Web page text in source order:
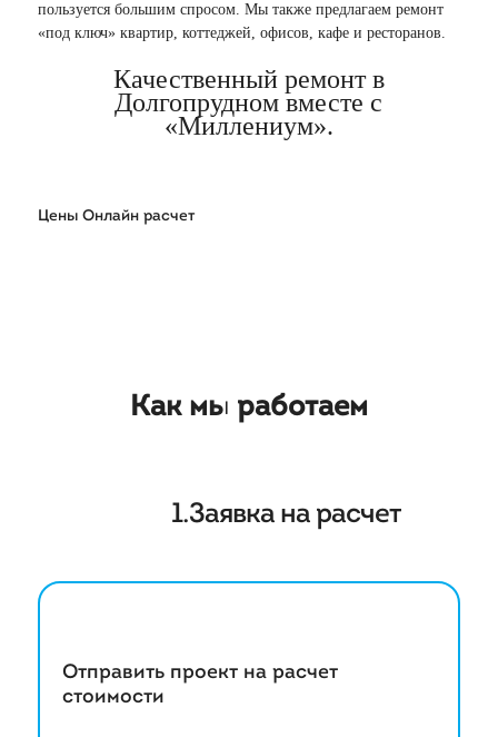
пользуется большим спросом. Мы также предлагаем ремонт
«под ключ» квартир, коттеджей, офисов, кафе и ресторанов.
Качественный ремонт в
Долгопрудном вместе с
«Миллениум».
Цены Онлайн расчет
Как мы работаем
1.Заявка на расчет
Отправить проект на расчет
стоимости